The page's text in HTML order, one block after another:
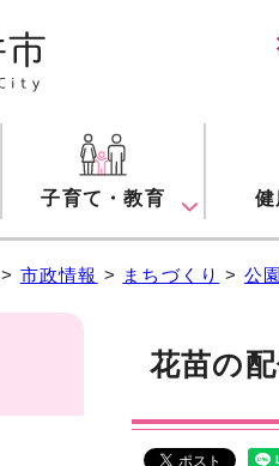
子育て・教育
> 市政情報 > まちづくり > 公
花苗の